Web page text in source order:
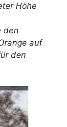
Höhe
den
auf
den